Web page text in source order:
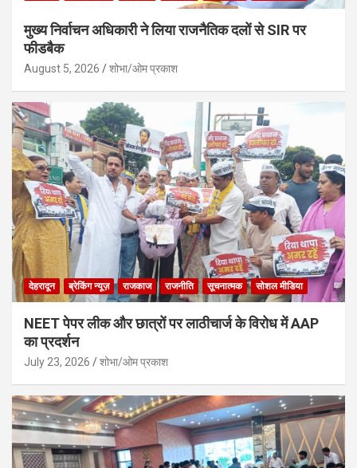
मुख्य निर्वाचन अधिकारी ने लिया राजनैतिक दलों से SIR पर
फीडबैक
August 5, 2026 शोभा/ओम प्रकाश
देहरादून ब्रेकिंग न्यूज़ राजकाज राजनीति सूचनात्मक सोशल मीडिया
NEET पेपर लीक और छात्रों पर लाठीचार्ज के विरोध में AAP
का प्रदर्शन
July 23, 2026 शोभा/ओम प्रकाश